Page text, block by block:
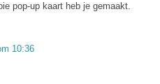
pop-up kaart heb je gemaakt.
10:36